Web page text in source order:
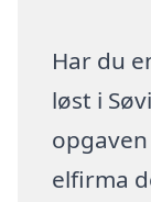
Har du
løst i
elfirma